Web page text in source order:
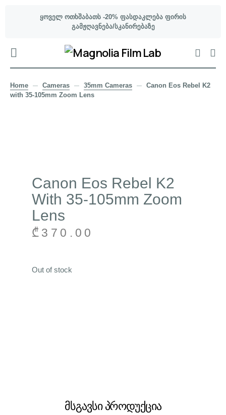
ყოველ ოთხშაბათს -20% ფასდაკლება ფირის
გამჟღავნება/სკანირებაზე
Home Cameras 35mm Cameras
Canon Eos Rebel K2
with 35-105mm Zoom Lens
Canon Eos Rebel K2
With 35-105mm Zoom
Lens
₾ 370.00
Out of stock
მსგავსი პროდუქცია